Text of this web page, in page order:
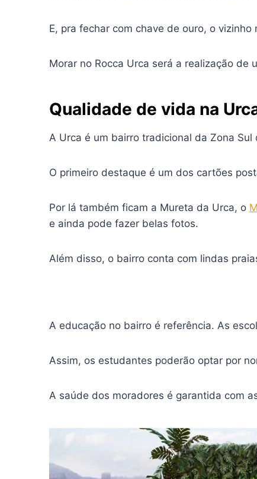
E, pra fechar com chave de ouro, o
Morar no Rocca Urca será a realização de
Qualidade de vida na
A Urca é um bairro tradicional da Zona
O primeiro destaque é um dos cartões
Por lá também ficam a Mureta da Urca, o
e ainda pode fazer belas fotos.
Além disso, o bairro conta com lindas
A educação no bairro é referência. As
Assim, os estudantes poderão optar por
A saúde dos moradores é garantida com